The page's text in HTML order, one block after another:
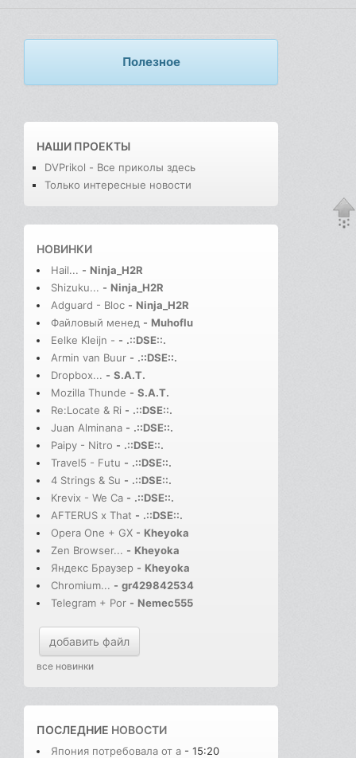
Полезное
НАШИ ПРОЕКТЫ
DVPrikol - Все приколы здесь
Только интересные новости
НОВИНКИ
Hail... - Ninja_H2R
Shizuku... - Ninja_H2R
Adguard - Bloc - Ninja_H2R
Файловый менед - Muhoflu
Eelke Kleijn - - .::DSE::.
Armin van Buur - .::DSE::.
Dropbox... - S.A.T.
Mozilla Thunde - S.A.T.
Re:Locate & Ri - .::DSE::.
Juan Alminana - .::DSE::.
Paipy - Nitro - .::DSE::.
Travel5 - Futu - .::DSE::.
4 Strings & Su - .::DSE::.
Krevix - We Ca - .::DSE::.
AFTERUS x That - .::DSE::.
Opera One + GX - Kheyoka
Zen Browser... - Kheyoka
Яндекс Браузер - Kheyoka
Chromium... - gr429842534
Telegram + Por - Nemec555
добавить файл
все новинки
ПОСЛЕДНИЕ НОВОСТИ
Япония потребовала от а - 15:20